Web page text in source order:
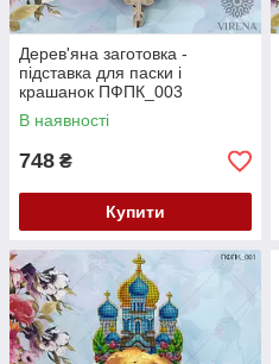
Дерев'яна заготовка -
підставка для паски і
крашанок ПФПК_003
В наявності
748 ₴
Купити